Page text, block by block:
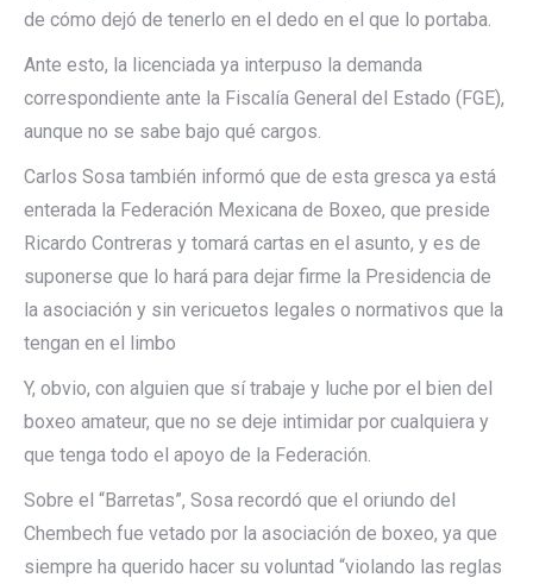
de cómo dejó de tenerlo en el dedo en el que lo portaba.
Ante esto, la licenciada ya interpuso la demanda
correspondiente ante la Fiscalía General del Estado (FGE),
aunque no se sabe bajo qué cargos.
Carlos Sosa también informó que de esta gresca ya está
enterada la Federación Mexicana de Boxeo, que preside
Ricardo Contreras y tomará cartas en el asunto, y es de
suponerse que lo hará para dejar firme la Presidencia de
la asociación y sin vericuetos legales o normativos que la
tengan en el limbo
Y, obvio, con alguien que sí trabaje y luche por el bien del
boxeo amateur, que no se deje intimidar por cualquiera y
que tenga todo el apoyo de la Federación.
Sobre el “Barretas”, Sosa recordó que el oriundo del
Chembech fue vetado por la asociación de boxeo, ya que
siempre ha querido hacer su voluntad “violando las reglas